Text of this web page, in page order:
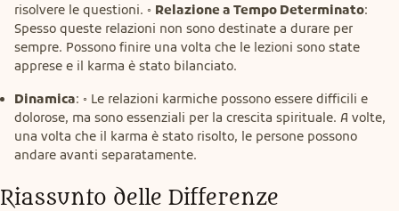
risolvere le questioni. ◦ Relazione a Tempo Determinato:
Spesso queste relazioni non sono destinate a durare per
sempre. Possono finire una volta che le lezioni sono state
apprese e il karma è stato bilanciato.
Dinamica: ◦ Le relazioni karmiche possono essere difficili e
dolorose, ma sono essenziali per la crescita spirituale. A volte,
una volta che il karma è stato risolto, le persone possono
andare avanti separatamente.
Riassunto delle Differenze